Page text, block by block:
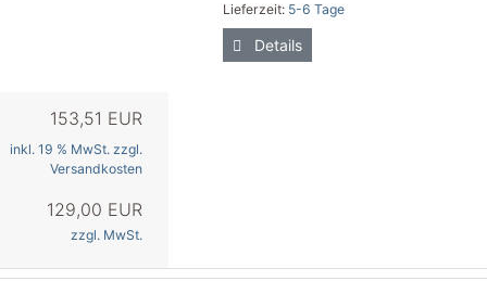
Lieferzeit: 5-6 Tage
Details
153,51 EUR
inkl. 19 % MwSt. zzgl.
Versandkosten
129,00 EUR
zzgl. MwSt.